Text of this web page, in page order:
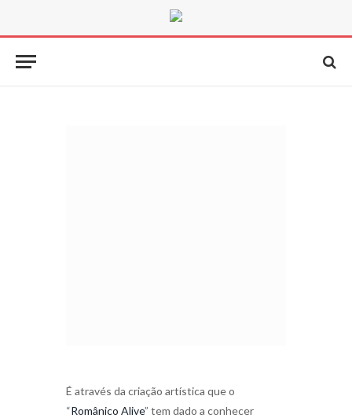
É através da criação artística que o
“Românico Alive” tem dado a conhecer